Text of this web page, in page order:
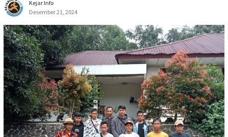
Kejar Info
Desember 21, 2024